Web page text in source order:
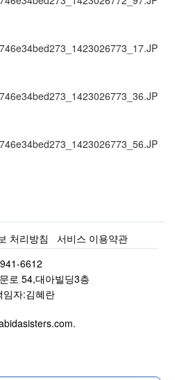
처리방침
서비스 이용약관
6612
로 54,대아빌딩3층
임자:김혜란